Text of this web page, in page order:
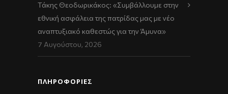
Τάκης Θεοδωρικάκος: «Συμβάλλουμε στην
εθνική ασφάλεια της πατρίδας μας με νέο
αναπτυξιακό καθεστώς για την Άμυνα»
7 Αυγούστου, 2026
ΠΛΗΡΟΦΟΡΙΕΣ